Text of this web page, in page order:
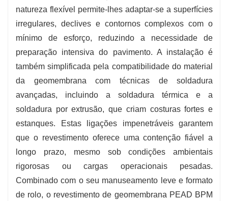
natureza flexível permite-lhes adaptar-se a superfícies
irregulares, declives e contornos complexos com o
mínimo de esforço, reduzindo a necessidade de
preparação intensiva do pavimento. A instalação é
também simplificada pela compatibilidade do material
da geomembrana com técnicas de soldadura
avançadas, incluindo a soldadura térmica e a
soldadura por extrusão, que criam costuras fortes e
estanques. Estas ligações impenetráveis ​​garantem
que o revestimento oferece uma contenção fiável a
longo prazo, mesmo sob condições ambientais
rigorosas ou cargas operacionais pesadas.
Combinado com o seu manuseamento leve e formato
de rolo, o revestimento de geomembrana PEAD BPM